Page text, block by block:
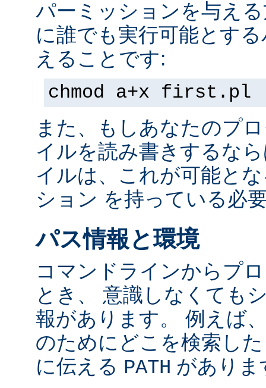
パーミッションを与え
に誰でも実行可能とす
えることです:
chmod a+x first.pl
また、もしあなたのプ
イルを読み書きするな
イルは、これが可能と
ション を持っている必
パス情報と環境
コマンドラインからプ
とき、 意識しなくても
報があります。 例えば
のためにどこを検索し
に伝える PATH がありま